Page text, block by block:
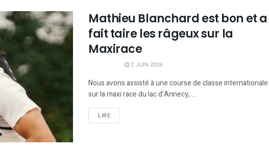
Mathieu Blanchard est bon et a
fait taire les râgeux sur la
Maxirace
2 JUIN 2024
Nous avons assisté à une course de classe internationale
sur la maxi race du lac d’Annecy, ...
LIRE